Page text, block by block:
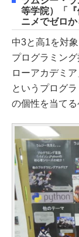
等学院）「
ニメでゼロ
中3と高1を対
プログラミン
ローアカデミ
というプログ
の個性を当てる